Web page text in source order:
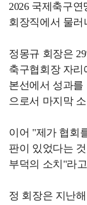
2026 국제축구
회장직에서 물
정몽규 회장은
축구협회장 자리
본선에서 성과
으로서 마지막
이어 "제가 협회
판이 있었다는
부덕의 소치"라
정 회장은 지난